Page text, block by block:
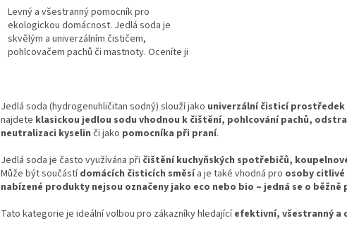
5
hvězdiček.
Levný a všestranný pomocník pro
ekologickou domácnost. Jedlá soda je
skvělým a univerzálním čističem,
pohlcovačem pachů či mastnoty. Oceníte ji
l
á
c
í
p
v
Jedlá soda (hydrogenuhličitan sodný) slouží jako univerzální čisticí
najdete klasickou jedlou sodu vhodnou k čištění, pohlcování pachů,
neutralizaci kyselin či jako pomocníka při praní.
Jedlá soda je často využívána při čištění kuchyňských spotřebičů,
Může být součástídomácích čisticích směsía je také vhodná pro osoby
nabízené produkty nejsou označeny jako eco nebo bio – jedná se o
Tato kategorie je ideální volbou pro zákazníky hledajícíefektivní, všestranný a